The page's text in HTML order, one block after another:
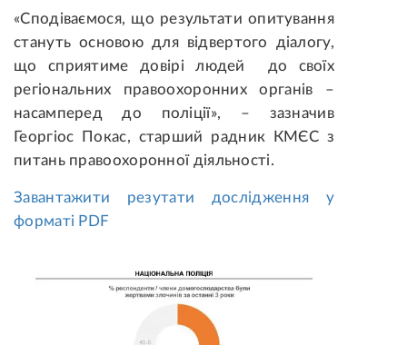
«Сподіваємося, що результати опитування
стануть основою для відвертого діалогу,
що сприятиме довірі людей до своїх
регіональних правоохоронних органів –
насамперед до поліції», – зазначив
Георгіос Покас, старший радник КМЄС з
питань правоохоронної діяльності.
Завантажити резутати дослідження у
форматі PDF